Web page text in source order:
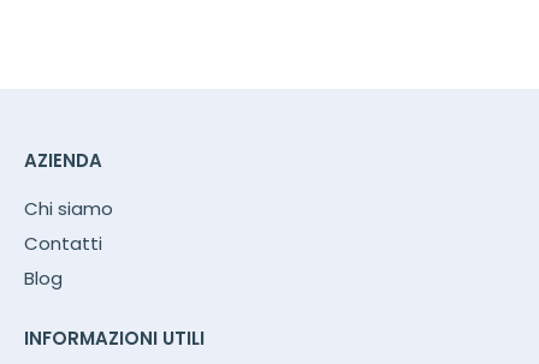
AZIENDA
Chi siamo
Contatti
Blog
INFORMAZIONI UTILI